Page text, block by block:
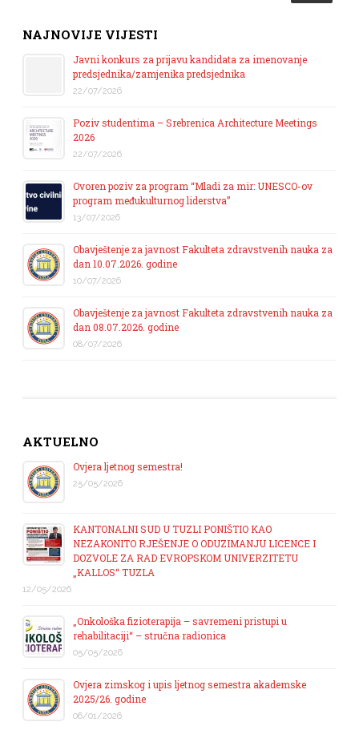
NAJNOVIJE VIJESTI
Javni konkurs za prijavu kandidata za imenovanje
predsjednika/zamjenika predsjednika
22/07/2026
Poziv studentima – Srebrenica Architecture Meetings
2026
22/07/2026
Ovoren poziv za program “Mladi za mir: UNESCO-ov
program međukulturnog liderstva”
13/07/2026
Obavještenje za javnost Fakulteta zdravstvenih nauka za
dan 10.07.2026. godine
10/07/2026
Obavještenje za javnost Fakulteta zdravstvenih nauka za
dan 08.07.2026. godine
08/07/2026
AKTUELNO
Ovjera ljetnog semestra!
25/05/2026
KANTONALNI SUD U TUZLI PONIŠTIO KAO
NEZAKONITO RJEŠENJE O ODUZIMANJU LICENCE I
DOZVOLE ZA RAD EVROPSKOM UNIVERZITETU
„KALLOS“ TUZLA
12/05/2026
„Onkološka fizioterapija – savremeni pristupi u
rehabilitaciji“ – stručna radionica
05/05/2026
Ovjera zimskog i upis ljetnog semestra akademske
2025/26. godine
06/01/2026